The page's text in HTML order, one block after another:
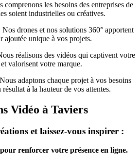
comprenons les besoins des entreprises de
soient industrielles ou créatives.
drones et nos solutions 360° apportent
ajoutée unique à vos projets.
réalisons des vidéos qui captivent votre
valorisent votre marque.
adaptons chaque projet à vos besoins
à la hauteur de vos attentes.
Vidéo à Taviers
et laissez-vous inspirer :
renforcer votre présence en ligne.